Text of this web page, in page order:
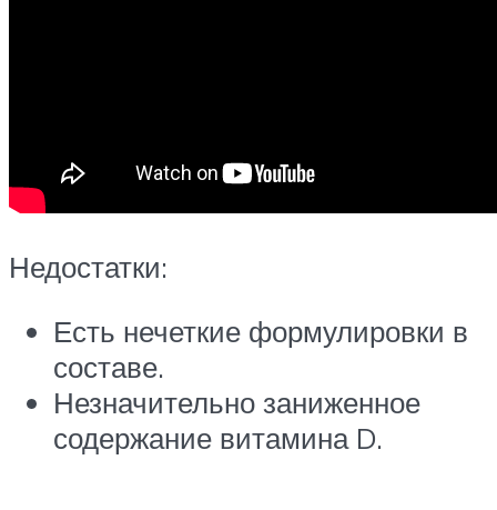
Недостатки:
Есть нечеткие формулировки в
составе.
Незначительно заниженное
содержание витамина D.